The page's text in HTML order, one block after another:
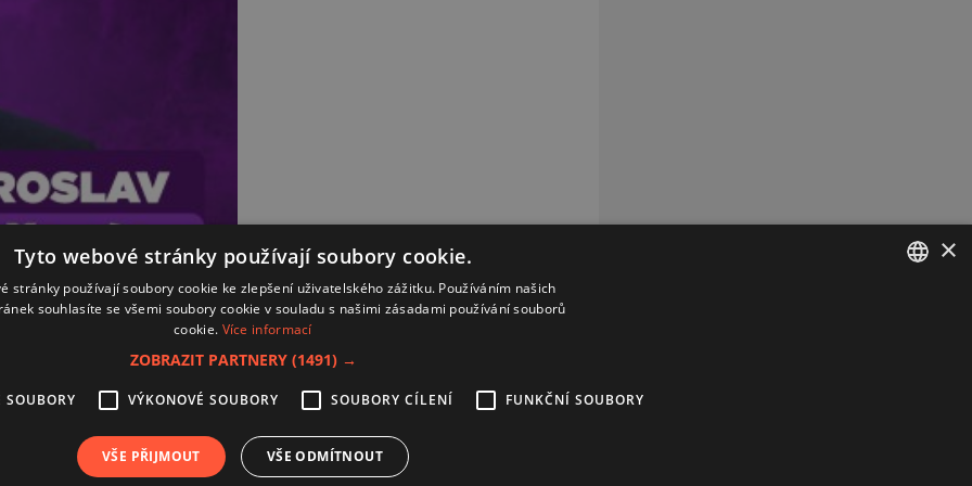
Kontakt
Zásady používání souborů cookies
Zpracování osobních údajů
×
Tyto webové stránky používají soubory cookie.
stránky používají soubory cookie ke zlepšení uživatelského zážitku. Používáním našich
souhlasíte se všemi soubory cookie v souladu s našimi zásadami používání souborů
cookie. Více informací
ZOBRAZIT PARTNERY (1491) →
SOUBORY VÝKONOVÉ SOUBORY SOUBORY CÍLENÍ FUNKČNÍ SOUBORY
VŠE PŘIJMOUT VŠE ODMÍTNOUT